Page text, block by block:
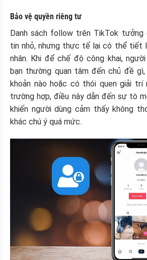
Bảo vệ quyền riêng tư
Danh sách follow trên TikTok
tin nhỏ, nhưng thực tế lại có thể tiết
nhân. Khi để chế độ công khai,
bạn thường quan tâm đến chủ đề
khoản nào hoặc có thói quen giải trí
trường hợp, điều này dẫn đến sự tò
khiến người dùng cảm thấy không
khác chú ý quá mức.